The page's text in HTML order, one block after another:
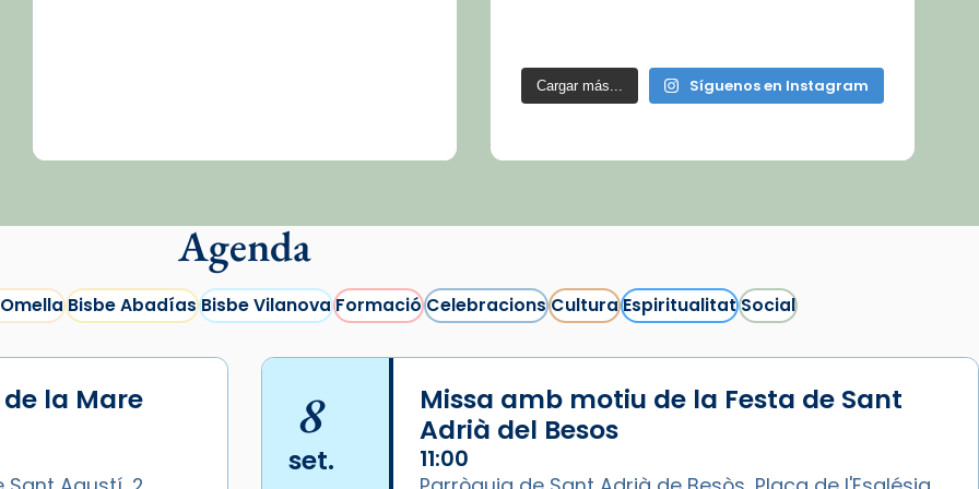
Cargar más... Síguenos en Instagram
Agenda
Bisbe AbadíasBisbe VilanovaFormacióCelebracionsCulturaEspiritualitatSocial
la Mare
8
set.
Missa amb motiu de la Festa de Sant
Adrià del Besos
11:00